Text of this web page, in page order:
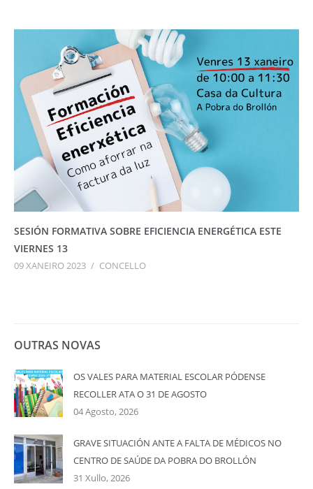
SESIÓN FORMATIVA SOBRE EFICIENCIA ENERGÉTICA ESTE
VIERNES 13
09 XANEIRO 2023 / CONCELLO
OUTRAS NOVAS
OS VALES PARA MATERIAL ESCOLAR PÓDENSE
RECOLLER ATA O 31 DE AGOSTO
04 Agosto, 2026
GRAVE SITUACIÓN ANTE A FALTA DE MÉDICOS NO
CENTRO DE SAÚDE DA POBRA DO BROLLÓN
31 Xullo, 2026